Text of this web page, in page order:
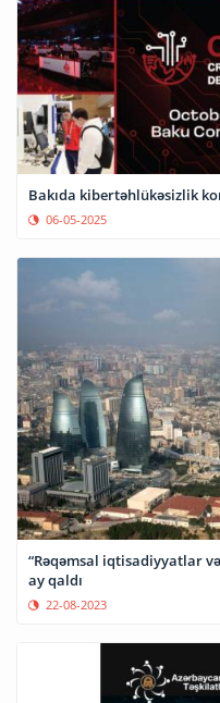
Bakıda kibertəhlükəsizlik
06-05-2025
“Rəqəmsal iqtisadiyyatlar
ay qaldı
22-08-2023